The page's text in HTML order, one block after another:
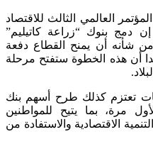
العالمي الثالث للاقتصاد
دمج بنوك “زراعة كاتيليم”
من شأنه أن يمنح القطاع دفعة
أن هذه الخطوة ستفتح مرحلة
تعتزم كذلك طرح أسهم بنك
مرة، بما يتيح للمواطنين
الاقتصادية والاستفادة من